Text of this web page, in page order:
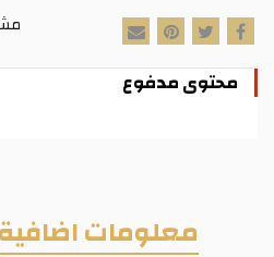
محتوى مدفوع
معلومات اضافية